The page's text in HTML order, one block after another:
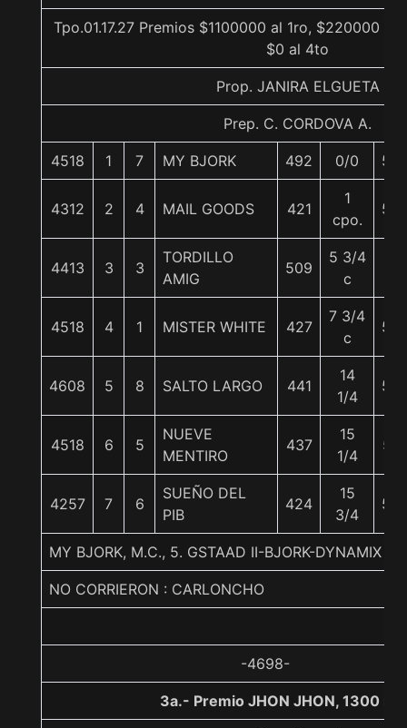
Tpo.01.17.27 Premios $1100000 al 1ro, $220000 al
$0 al 4to
Prop. JANIRA ELGUETA
Prep. C. CORDOVA A.
4518 1 7 MY BJORK 492 0/0 59
4312 2 4 MAIL GOODS 421
1
cpo.
59
4413 3 3
TORDILLO
AMIG
509
5 3/4
c
4518 4 1 MISTER WHITE 427
7 3/4
c
59
4608 5 8 SALTO LARGO 441
14
1/4
59
4518 6 5
NUEVE
MENTIRO
437
15
1/4
57
4257 7 6
SUEÑO DEL
PIB
424
15
3/4
59
MY BJORK, M.C., 5. GSTAAD II-BJORK-DYNAMIX
NO CORRIERON : CARLONCHO
-4698-
3a.- Premio JHON JHON, 1300